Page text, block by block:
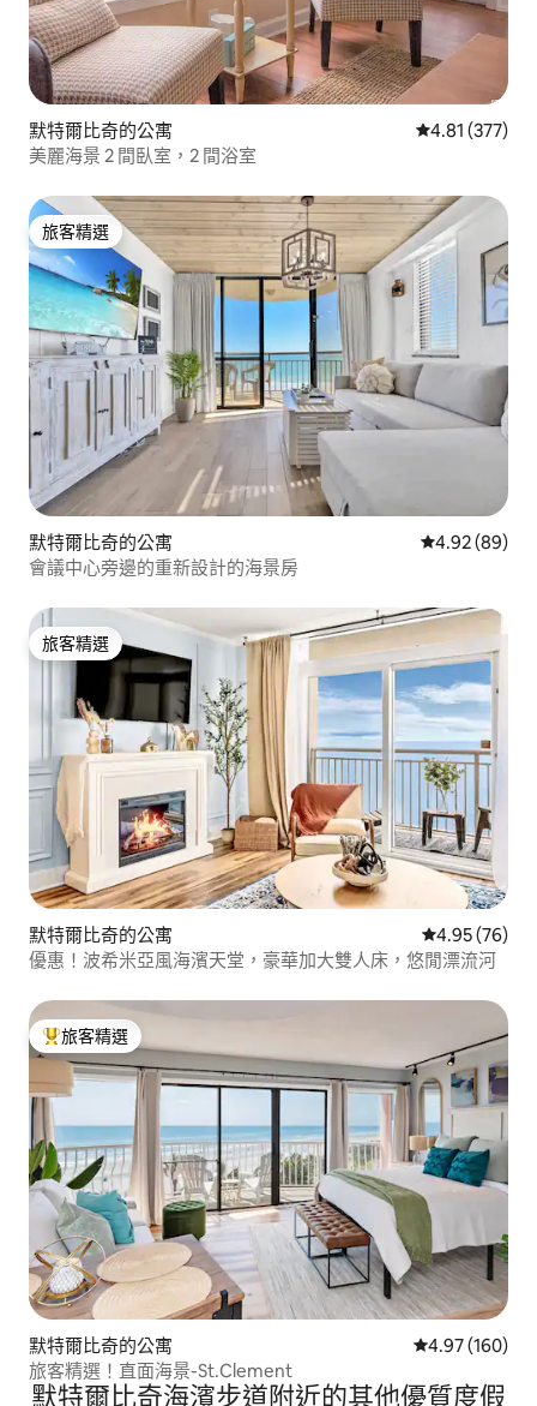
默特爾比奇的公寓 從 377 則評價
4.81 (377)
美麗海景 2 間臥室，2 間浴室
旅客精選
旅客精選
默特爾比奇的公寓 從 89 則評價
4.92 (89)
會議中心旁邊的重新設計的海景房
旅客精選
旅客精選
默特爾比奇的公寓 從 76 則評價
4.95 (76)
優惠！波希米亞風海濱天堂，豪華加大雙人床，悠閒漂流河
旅客精選榜首
旅客精選
默特爾比奇的公寓 從 160 則評價
4.97 (160)
旅客精選！直面海景-St.Clement
默特爾比奇海濱步道附近的其他優質度假